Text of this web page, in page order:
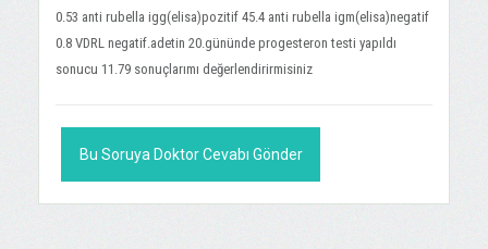
0.53 anti rubella igg(elisa)pozitif 45.4 anti rubella igm(elisa)negatif
0.8 VDRL negatif.adetin 20.gününde progesteron testi yapıldı
sonucu 11.79 sonuçlarımı değerlendirirmisiniz
Bu Soruya Doktor Cevabı Gönder